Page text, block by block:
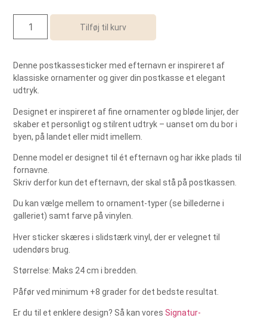
Tilføj til kurv
Denne postkassesticker med efternavn er inspireret af
klassiske ornamenter og giver din postkasse et elegant
udtryk.
Designet er inspireret af fine ornamenter og bløde linjer, der
skaber et personligt og stilrent udtryk – uanset om du bor i
byen, på landet eller midt imellem.
Denne model er designet til ét efternavn og har ikke plads til
fornavne.
Skriv derfor kun det efternavn, der skal stå på postkassen.
Du kan vælge mellem to ornament-typer (se billederne i
galleriet) samt farve på vinylen.
Hver sticker skæres i slidstærk vinyl, der er velegnet til
udendørs brug.
Størrelse: Maks 24 cm i bredden.
Påfør ved minimum +8 grader for det bedste resultat.
Er du til et enklere design? Så kan voresSignatur-